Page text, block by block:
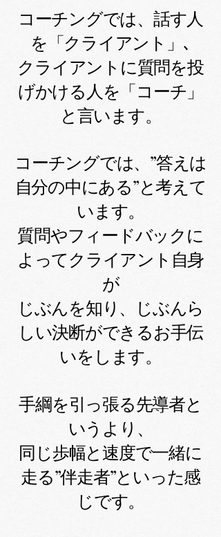
コーチングでは、話す人
を「クライアント」､
クライアントに質問を投
げかける人を「コーチ」
と言います。
コーチングでは、”答えは
自分の中にある”と考えて
います。
質問やフィードバックに
よってクライアント自身
が
じぶんを知り、じぶんら
しい決断ができるお手伝
いをします。
手綱を引っ張る先導者と
いうより、
同じ歩幅と速度で一緒に
走る”伴走者”といった感
じです。